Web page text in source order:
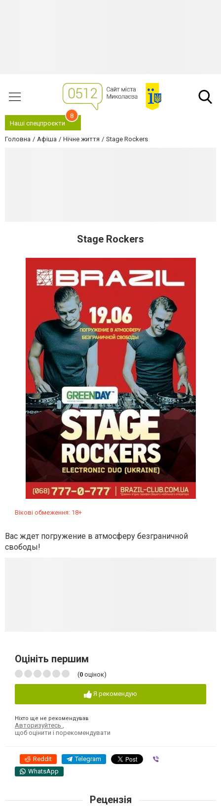
Наші спецпроєкти
8
Головна Афіша Нічне життя Stage Rockers
Stage Rockers
Вікові обмеження: 18+
Вас ждет погружение в атмосферу безграничной
свободы!
Оцініть першим
(0 оцінок)
Я рекомендую
Ніхто ще не рекомендував
Авторизуйтесь
щоб оцінити і порекомендувати
Reddit Telegram
WhatsApp
Рецензія